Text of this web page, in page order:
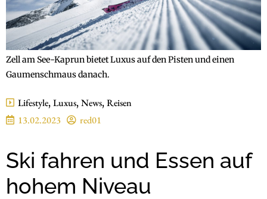
Zell am See-Kaprun bietet Luxus auf den Pisten und einen
Gaumenschmaus danach.
Lifestyle, Luxus, News, Reisen
13.02.2023
red01
Ski fahren und Essen auf
hohem Niveau